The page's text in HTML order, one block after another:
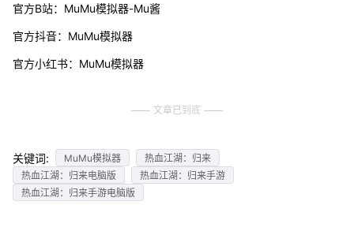
官方B站：MuMu模拟器-Mu酱
官方抖音：MuMu模拟器
官方小红书：MuMu模拟器
文章已到底
关键词: MuMu模拟器
热血江湖：归来
热血江湖：归来电脑版
热血江湖：归来手游
热血江湖：归来手游电脑版